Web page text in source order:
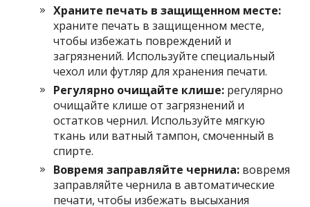
Храните печать в защищенном месте:
храните печать в защищенном месте,
чтобы избежать повреждений и
загрязнений. Используйте специальный
чехол или футляр для хранения печати.
Регулярно очищайте клише: регулярно
очищайте клише от загрязнений и
остатков чернил. Используйте мягкую
ткань или ватный тампон, смоченный в
спирте.
Вовремя заправляйте чернила: вовремя
заправляйте чернила в автоматические
печати, чтобы избежать высыхания